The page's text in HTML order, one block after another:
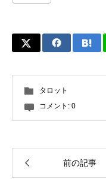
タロット
コメント: 0
前の記事